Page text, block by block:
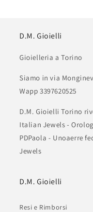
D.M. Gioielli
Gioielleria a Torino
Siamo in via
Wapp 3397620525
D.M. Gioielli Torino
Italian Jewels -
PDPaola - Unoaerre
Jewels
D.M. Gioielli
Resi e Rimborsi